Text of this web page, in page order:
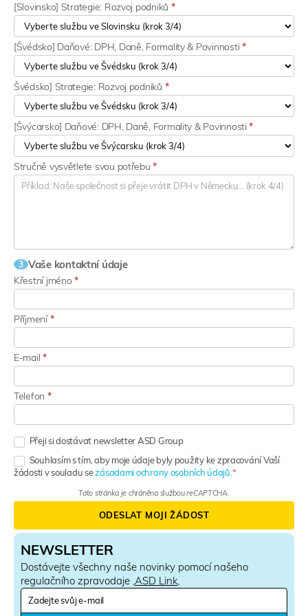
NEWSLETTER
Dostávejte všechny naše novinky pomocí našeho
regulačního zpravodaje ‚ ASD Link
N
[Slovinsko] Strategie: Rozvoj podniků *
[Švédsko] Daňové: DPH, Daně, Formality & Povinnosti*
Švédsko] Strategie: Rozvoj podniků *
[Švýcarsko] Daňové: DPH, Daně, Formality & Povinnosti*
Stručně vysvětlete svou potřebu*
3 Vaše kontaktní údaje
Křestní jméno*
Příjmení*
E-mail*
Telefon *
Přeji si dostávat newsletter ASD Group
Souhlasím s tím, aby moje údaje byly použity ke zpracování Vaší
žádosti v souladu sezásadami ochrany osobních údajů.
Tato stránka je chráněna službou reCAPTCHA.
ODESLAT MOJI ŽÁDOST